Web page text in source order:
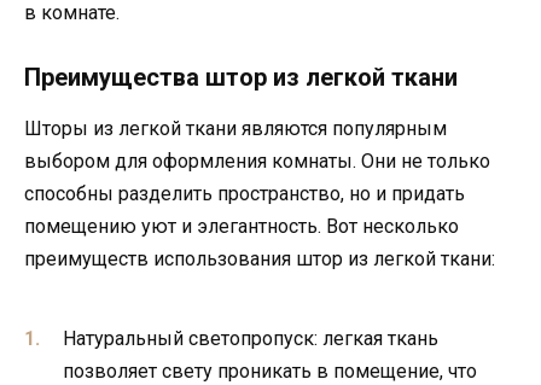
в комнате.
Преимущества штор из легкой ткани
Шторы из легкой ткани являются популярным
выбором для оформления комнаты. Они не только
способны разделить пространство, но и придать
помещению уют и элегантность. Вот несколько
преимуществ использования штор из легкой ткани:
Натуральный светопропуск: легкая ткань
позволяет свету проникать в помещение, что